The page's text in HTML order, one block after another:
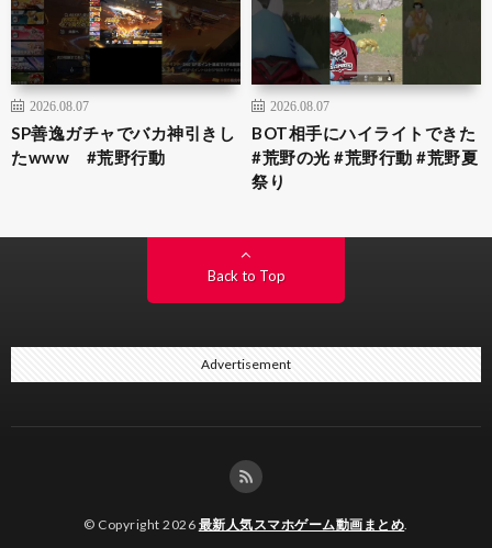
2026.08.07
SP善逸ガチャでバカ神引きし
たwww #荒野行動
2026.08.07
BOT相手にハイライトできた
#荒野の光 #荒野行動 #荒野夏
祭り
Back to Top
Advertisement
© Copyright 2026 最新人気スマホゲーム動画まとめ